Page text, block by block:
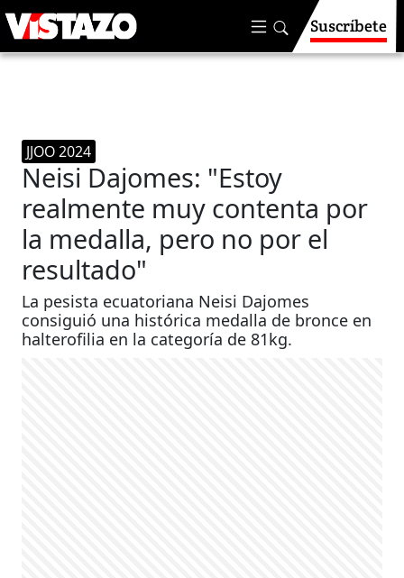
Suscríbete
JJOO 2024
Neisi Dajomes: "Estoy
realmente muy contenta por
la medalla, pero no por el
resultado"
La pesista ecuatoriana Neisi Dajomes
consiguió una histórica medalla de bronce en
halterofilia en la categoría de 81kg.